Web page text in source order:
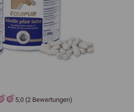
5,0 (2 Bewertungen)